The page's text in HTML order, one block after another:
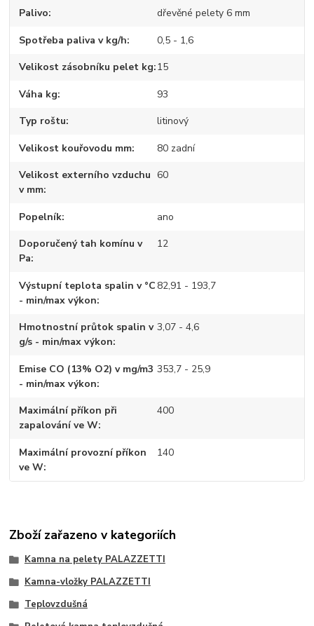
Palivo dřevěné pelety 6 mm
Spotřeba paliva v kg/h 0,5 - 1,6
Velikost zásobníku pelet kg 15
Váha kg 93
Typ roštu litinový
Velikost kouřovodu mm 80 zadní
Velikost externího vzduchu
v mm
60
Popelník ano
Doporučený tah komínu v
Pa
12
Výstupní teplota spalin v °C
- min/max výkon
82,91 - 193,7
Hmotnostní průtok spalin v
g/s - min/max výkon
3,07 - 4,6
Emise CO (13% O2) v mg/m3
- min/max výkon
353,7 - 25,9
Maximální příkon při
zapalování ve W
400
Maximální provozní příkon
ve W
140
Zboží zařazeno v kategoriích
Kamna na pelety PALAZZETTI
Kamna-vložky PALAZZETTI
Teplovzdušná